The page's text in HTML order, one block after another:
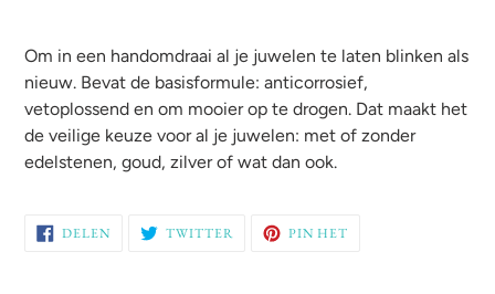
toegevoegen
aan
je
winkelwagen
Om in een handomdraai al je juwelen te laten blinken als
nieuw. Bevat de basisformule: anticorrosief,
vetoplossend en om mooier op te drogen. Dat maakt het
de veilige keuze voor al je juwelen: met of zonder
edelstenen, goud, zilver of wat dan ook.
DELENDELEN
OP
TWITTER TWITTEREN
OP
PIN HET